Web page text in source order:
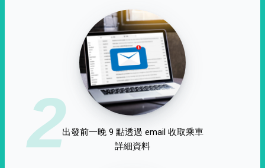
2出發前一晚 9 點透過 email 收取乘車
詳細資料